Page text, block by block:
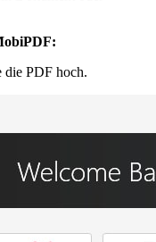
die PDF hoch.